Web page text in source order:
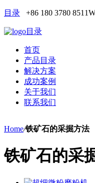
目录 +86 180 3780 8511
目录
首页
产品目录
解决方案
成功案例
关于我们
联系我们
Home/铁矿石的采掘方法
铁矿石的采